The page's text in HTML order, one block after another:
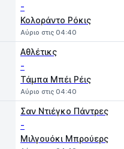
-
Κολοράντο Ρόκις
Αύριο στις 04:40
Αθλέτικς
-
Τάμπα Μπέι Ρέις
Αύριο στις 04:40
Σαν Ντιέγκο Πάντρες
-
Μιλγουόκι Μπρούερς